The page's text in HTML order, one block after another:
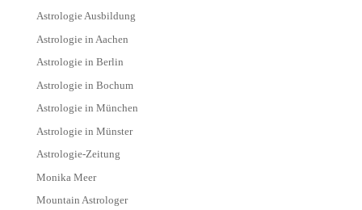
Astrologie Ausbildung
Astrologie in Aachen
Astrologie in Berlin
Astrologie in Bochum
Astrologie in München
Astrologie in Münster
Astrologie-Zeitung
Monika Meer
Mountain Astrologer